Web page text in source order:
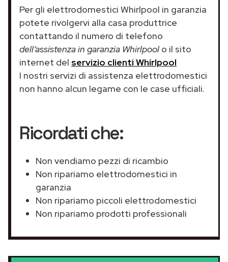
Per gli elettrodomestici Whirlpool in garanzia
potete rivolgervi alla casa produttrice
contattando il numero di telefono
dell’assistenza in garanzia Whirlpoolo il sito
internet del servizio clienti Whirlpool
I nostri servizi di assistenza elettrodomestici
non hanno alcun legame con le case ufficiali.
Ricordati che:
Non vendiamo pezzi di ricambio
Non ripariamo elettrodomestici in
garanzia
Non ripariamo piccoli elettrodomestici
Non ripariamo prodotti professionali